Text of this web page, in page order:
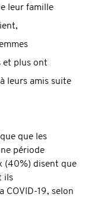
leur famille
et plus ont
leurs amis suite
que les
période
(40%) disent que
ils
COVID-19, selon